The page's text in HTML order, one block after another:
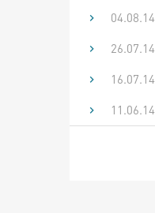
04.08.14
26.07.14
16.07.14
11.06.14